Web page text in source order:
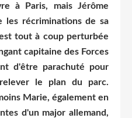
à Paris, mais Jérôme
les récriminations de sa
tout à coup perturbée
capitaine des Forces
d'être parachuté pour
le plan du parc.
Marie, également en
d'un major allemand,